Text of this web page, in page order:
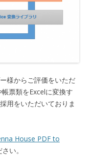
様からご評価をいただ
票類をExcelに変換す
用をいただいておりま
House PDF to
い。